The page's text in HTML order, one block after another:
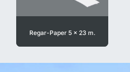
Regar-Paper 5 x 23 m.